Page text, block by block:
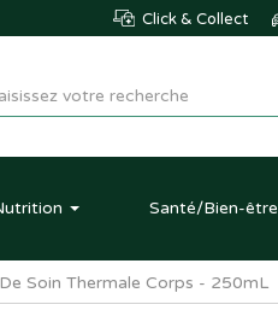
Click & Collect
Santé/Bien-être
Soin Thermale Corps - 250mL